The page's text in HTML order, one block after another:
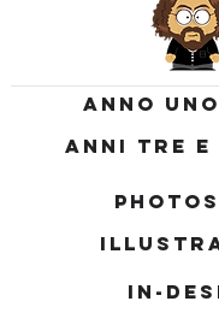
IN-
ANNI TRE E
ANNO